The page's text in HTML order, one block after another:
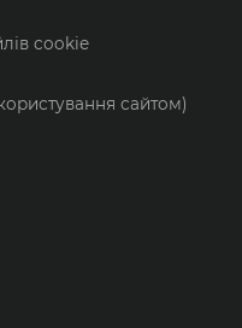
cookie
сайтом)